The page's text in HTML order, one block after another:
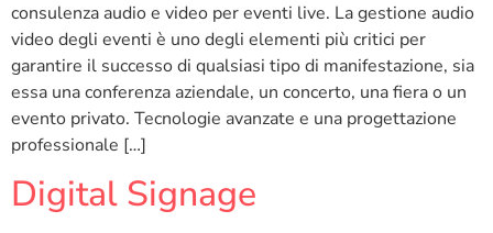
consulenza audio e video per eventi live. La gestione audio
video degli eventi è uno degli elementi più critici per
garantire il successo di qualsiasi tipo di manifestazione, sia
essa una conferenza aziendale, un concerto, una fiera o un
evento privato. Tecnologie avanzate e una progettazione
professionale […]
Digital Signage